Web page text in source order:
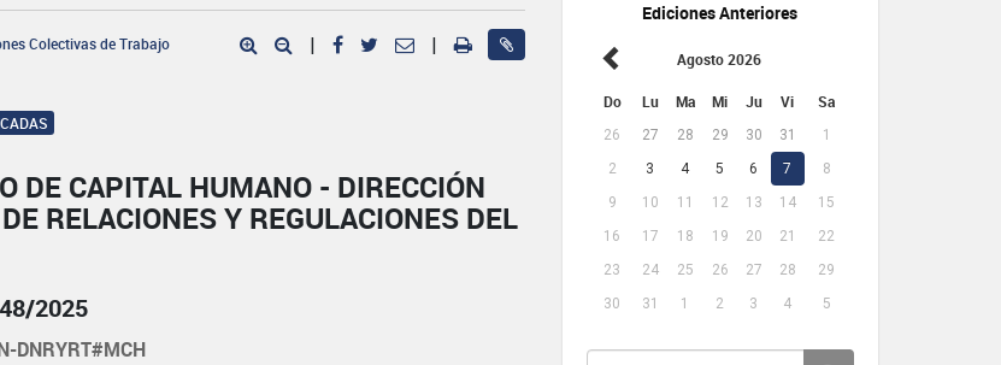
Ediciones Anteriores
Agosto 2026
Do Lu Ma Mi Ju Vi Sa
26 27 28 29 30 31
1
2
3 4 5 6 7
8
9
10 11 12 13 14
15
16
17 18 19 20 21
22
23
24 25 26 27 28
29
30
31 1 2 3 4 5
Colectivas de Trabajo
| |
DE CAPITAL HUMANO - DIRECCIÓN
RELACIONES Y REGULACIONES DEL
2025
DNRYRT#MCH